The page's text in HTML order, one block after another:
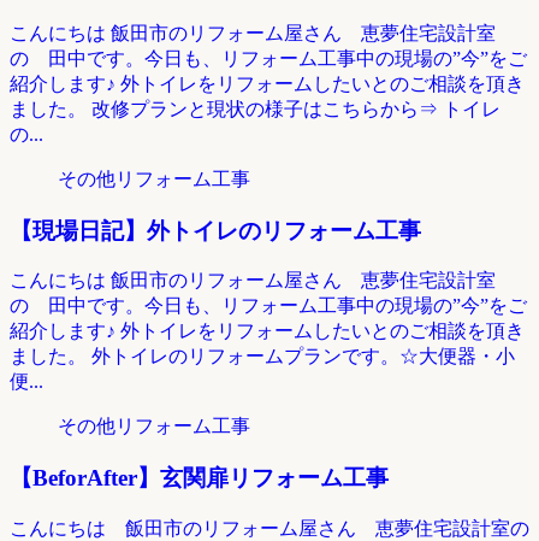
こんにちは 飯田市のリフォーム屋さん 恵夢住宅設計室
の 田中です。今日も、リフォーム工事中の現場の”今”をご
紹介します♪ 外トイレをリフォームしたいとのご相談を頂き
ました。 改修プランと現状の様子はこちらから⇒ トイレ
の...
その他リフォーム工事
【現場日記】外トイレのリフォーム工事
こんにちは 飯田市のリフォーム屋さん 恵夢住宅設計室
の 田中です。今日も、リフォーム工事中の現場の”今”をご
紹介します♪ 外トイレをリフォームしたいとのご相談を頂き
ました。 外トイレのリフォームプランです。☆大便器・小
便...
その他リフォーム工事
【BeforAfter】玄関扉リフォーム工事
こんにちは 飯田市のリフォーム屋さん 恵夢住宅設計室の